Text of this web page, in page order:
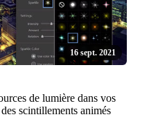
16 sept. 2021
de lumière dans vos
scintillements animés